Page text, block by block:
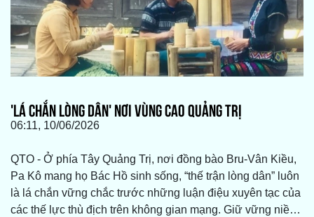
'LÁ CHẮN LÒNG DÂN' NƠI VÙNG CAO QUẢNG TRỊ
06:11, 10/06/2026
QTO - Ở phía Tây Quảng Trị, nơi đồng bào Bru-Vân Kiều,
Pa Kô mang họ Bác Hồ sinh sống, “thế trận lòng dân” luôn
là lá chắn vững chắc trước những luận điệu xuyên tạc của
các thế lực thù địch trên không gian mạng. Giữ vững niềm